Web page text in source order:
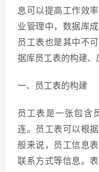
息可以提高工作效
业管理中，数据库
员工表也是其中不
据库员工表的构建、
一、员工表的构建
员工表是一张包含
连。员工表可以根
般来说，员工信息
联系方式等信息。